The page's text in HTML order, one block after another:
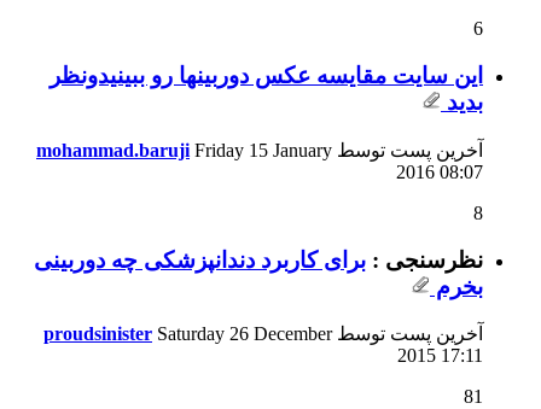
6
این سایت مقایسه عکس دوربینها رو ببینیدونظر
بدید
آخرین پست توسط mohammad.baruji Friday 15 January
2016 08:07
8
نظرسنجی : برای کاربرد دندانپزشکی چه دوربینی
بخرم
آخرین پست توسط proudsinister Saturday 26 December
2015 17:11
81